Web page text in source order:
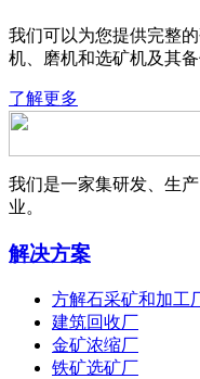
我们可以为您提供完整
机、磨机和选矿机及其备
了解更多
我们是一家集研发、生
业。
解决方案
方解石采矿和加工
建筑回收厂
金矿浓缩厂
铁矿选矿厂